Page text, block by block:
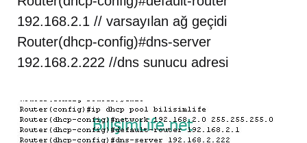
192.168.2.1 // varsayılan ağ geçidi
Router(dhcp-config)#dns-server
192.168.2.222 //dns sunucu adresi